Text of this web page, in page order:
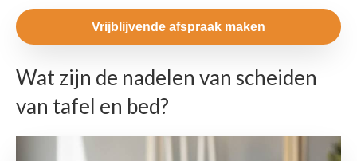
Vrijblijvende afspraak maken
Wat zijn de nadelen van scheiden
van tafel en bed?